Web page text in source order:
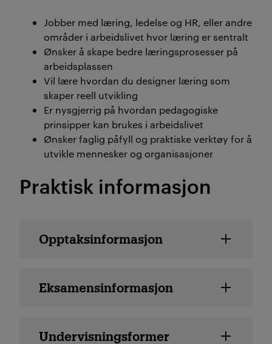
Jobber med læring, ledelse og HR, eller andre
områder i arbeidslivet hvor læring er sentralt
Ønsker å skape bedre læringsprosesser på
arbeidsplassen
Vil lære hvordan du designer læring som
skaper reell utvikling
Er nysgjerrig på hvordan pedagogiske
prinsipper kan brukes i arbeidslivet
Ønsker faglig påfyll og praktiske verktøy for å
utvikle mennesker og organisasjoner
Praktisk informasjon
Emne detaljer
Opptaksinformasjon
Eksamensinformasjon
Undervisningsformer